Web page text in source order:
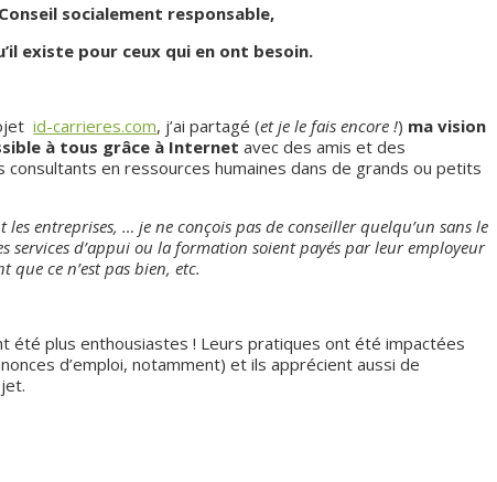
socialement responsable,
existe pour ceux qui en ont besoin.
id-carrieres.com, j’ai partagé (et je le fais encore !) ma vision
à tous grâce à Internet avec des amis et des
en ressources humaines dans de grands ou petits
les entreprises, … je ne conçois pas de conseiller quelqu’un sans le
d’appui ou la formation soient payés par leur employeur
que ce n’est pas bien, etc.
été plus enthousiastes ! Leurs pratiques ont été impactées
d’emploi, notamment) et ils apprécient aussi de